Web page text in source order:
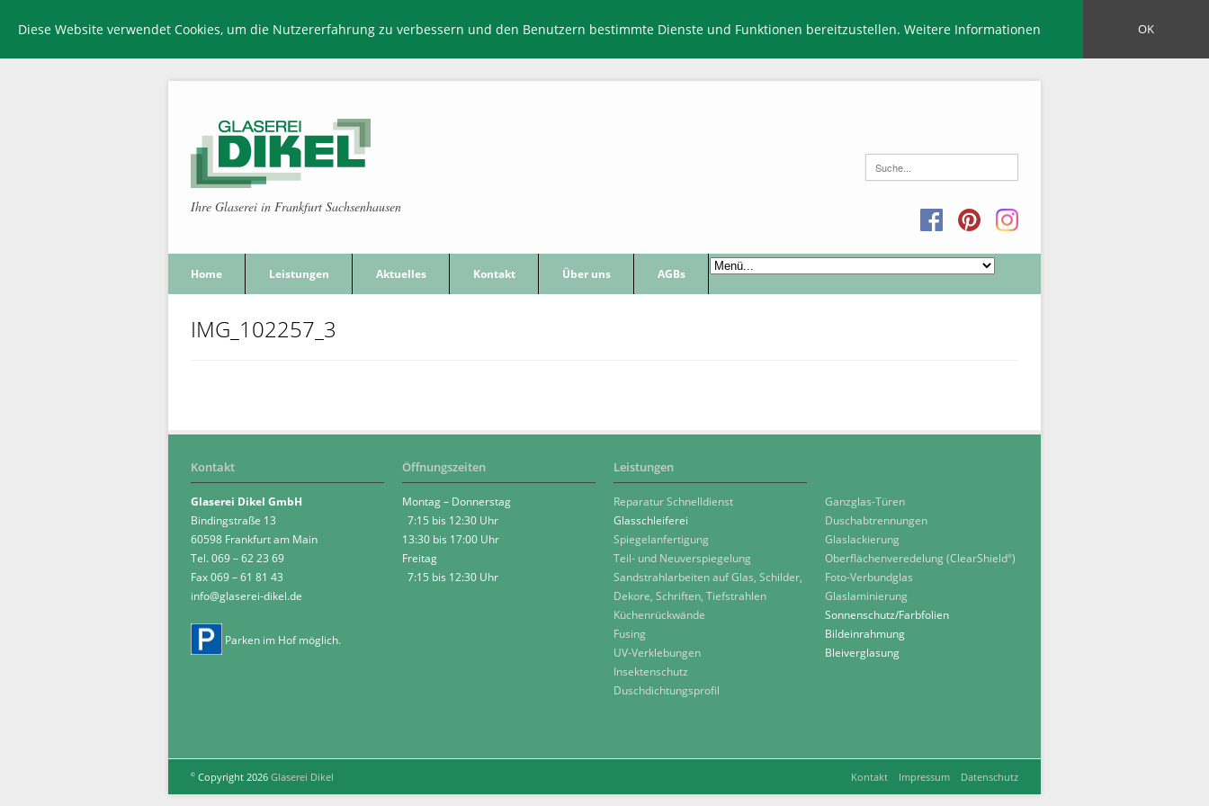
Diese Website verwendet Cookies, um die Nutzererfahrung zu verbessern und den Benutzern bestimmte Dienste und Funktionen bereitzustellen. Weitere Informationen OK
Ihre Glaserei in Frankfurt Sachsenhausen
Home Leistungen Aktuelles Kontakt Über uns AGBs
IMG_102257_3
Kontakt
Glaserei Dikel GmbH
Bindingstraße 13
60598 Frankfurt am Main
Tel. 069 – 62 23 69
Fax 069 – 61 81 43
info@glaserei-dikel.de
Parken im Hof möglich.
Öffnungszeiten
Montag – Donnerstag
7:15 bis 12:30 Uhr
13:30 bis 17:00 Uhr
Freitag
7:15 bis 12:30 Uhr
Leistungen
Reparatur Schnelldienst
Glasschleiferei
Spiegelanfertigung
Teil- und Neuverspiegelung
Sandstrahlarbeiten auf Glas, Schilder,
Dekore, Schriften, Tiefstrahlen
Küchenrückwände
Fusing
UV-Verklebungen
Insektenschutz
Duschdichtungsprofil
Ganzglas-Türen
Duschabtrennungen
Glaslackierung
Oberflächenveredelung (ClearShield®)
Foto-Verbundglas
Glaslaminierung
Sonnenschutz/Farbfolien
Bildeinrahmung
Bleiverglasung
© Copyright 2026 Glaserei Dikel Kontakt Impressum Datenschutz